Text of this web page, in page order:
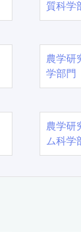
質科学
農学
学部門
農学
ム科学